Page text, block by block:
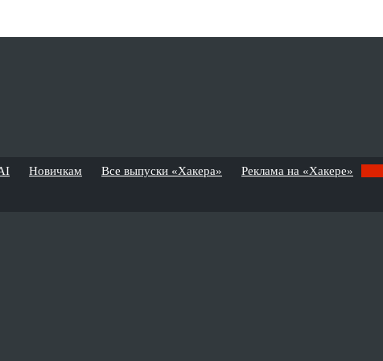
Новичкам Все выпуски «Хакера» Реклама на «Хакере»